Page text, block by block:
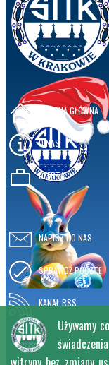
STRONA GŁÓWNA
O NAS
OFERTA
NAPISZ DO NAS
SPRAWDŹ POCZTĘ
KANAŁ RSS
Używamy